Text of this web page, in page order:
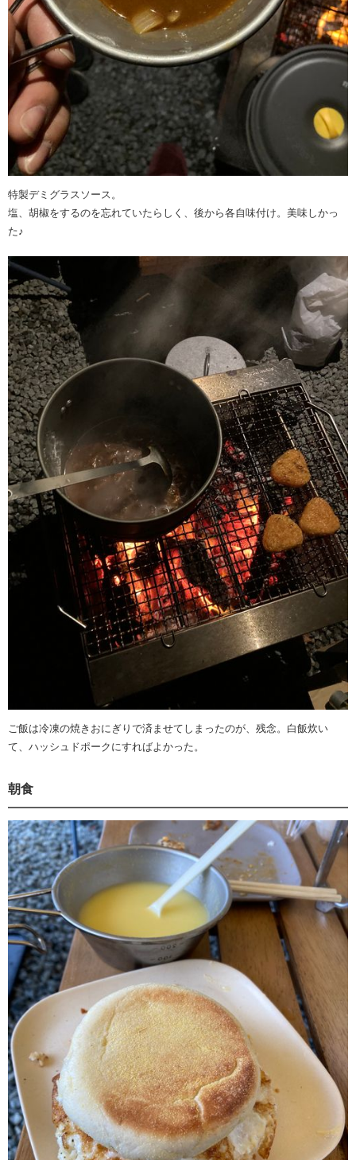
特製デミグラスソース。
塩、胡椒をするのを忘れていたらしく、後から各自味付け。美味しかっ
た♪
ご飯は冷凍の焼きおにぎりで済ませてしまったのが、残念。白飯炊い
て、ハッシュドポークにすればよかった。
朝食